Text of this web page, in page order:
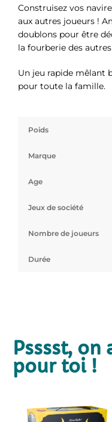
Construisez vos
aux autres joueurs !
doublons pour être
la fourberie des
Un jeu rapide mêlant
pour toute la famille.
Poids
Marque
Age
Jeux de société
Nombre de joueurs
Durée
Psssst, on
pour toi !